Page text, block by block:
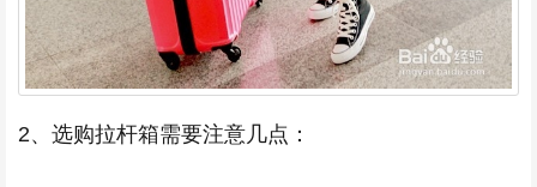
2、选购拉杆箱需要注意几点：